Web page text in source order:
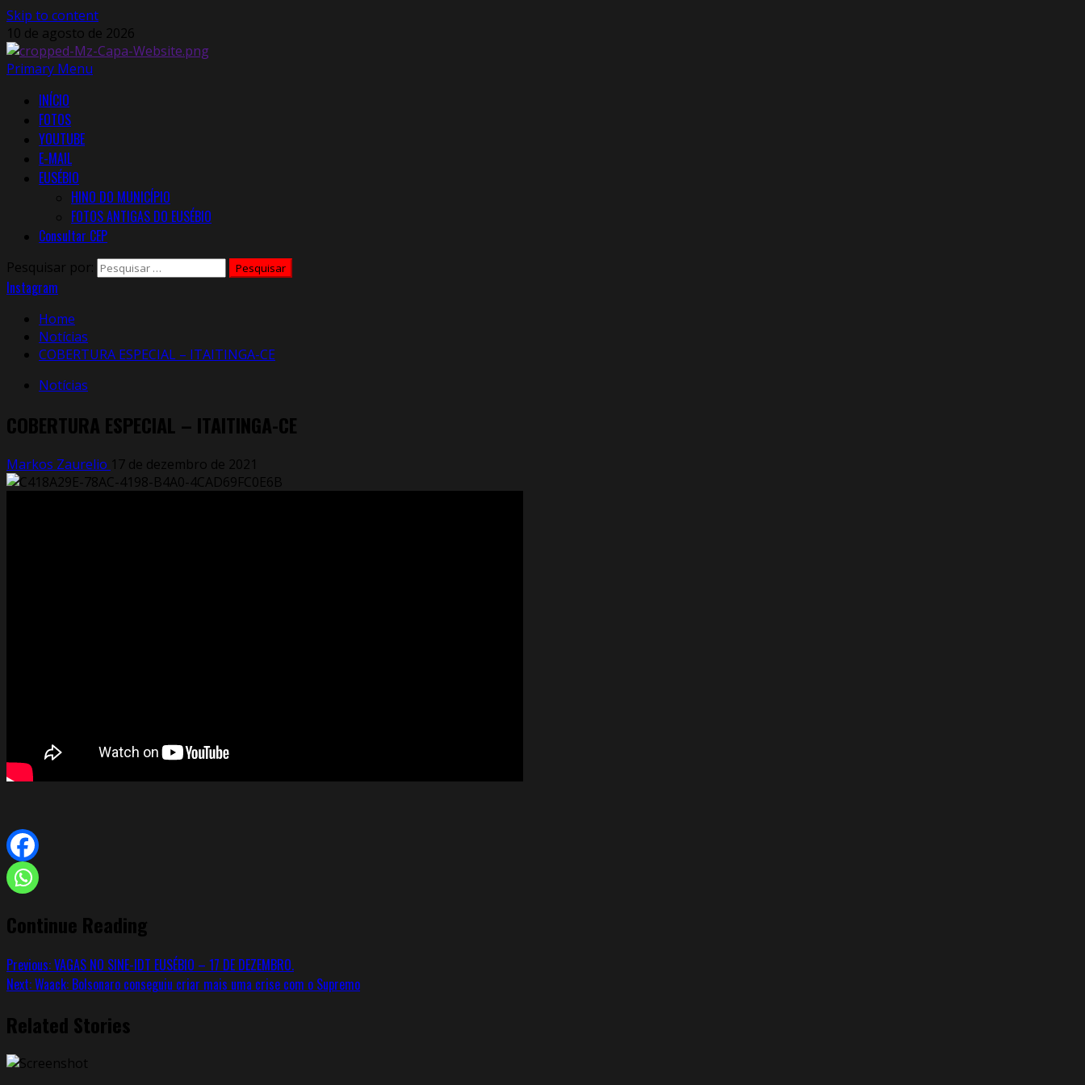
Skip to content
10 de agosto de 2026
Primary Menu
INÍCIO
FOTOS
YOUTUBE
E-MAIL
EUSÉBIO
HINO DO MUNICÍPIO
FOTOS ANTIGAS DO EUSÉBIO
Consultar CEP
Pesquisar por:
Instagram
Home
Notícias
COBERTURA ESPECIAL – ITAITINGA-CE
Notícias
COBERTURA ESPECIAL – ITAITINGA-CE
Markos Zaurelio 17 de dezembro de 2021
Continue Reading
Previous:VAGAS NO SINE-IDT EUSÉBIO – 17 DE DEZEMBRO.
Next:Waack: Bolsonaro conseguiu criar mais uma crise com o Supremo
Related Stories